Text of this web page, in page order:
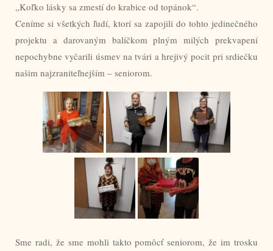
„Koľko lásky sa zmestí do krabice od topánok“.
Ceníme si všetkých ľudí, ktorí sa zapojili do tohto jedinečného
projektu a darovaným balíčkom plným milých prekvapení
nepochybne vyčarili úsmev na tvári a hrejivý pocit pri srdiečku
našim najzraniteľnejším – seniorom.
Sme radi, že sme mohli takto pomôcť seniorom, že im trosku